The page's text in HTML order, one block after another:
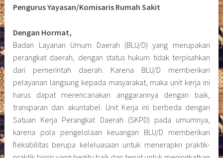
Pengurus Yayasan/Komisaris Rumah Sakit
Dengan Hormat,
Badan Layanan Umum Daerah (BLU/D) yang merupakan
perangkat daerah, dengan status hukum tidak terpisahkan
dari pemerintah daerah. Karena BLU/D memberikan
pelayanan langsung kepada masyarakat, maka unit kerja ini
harus dapat merencanakan anggarannya dengan baik,
transparan dan akuntabel. Unit Kerja ini berbeda dengan
Satuan Kerja Perangkat Daerah (SKPD) pada umumnya,
karena pola pengelolaan keuangan BLU/D memberikan
fleksibilitas berupa keleluasaan untuk menerapkn praktik-